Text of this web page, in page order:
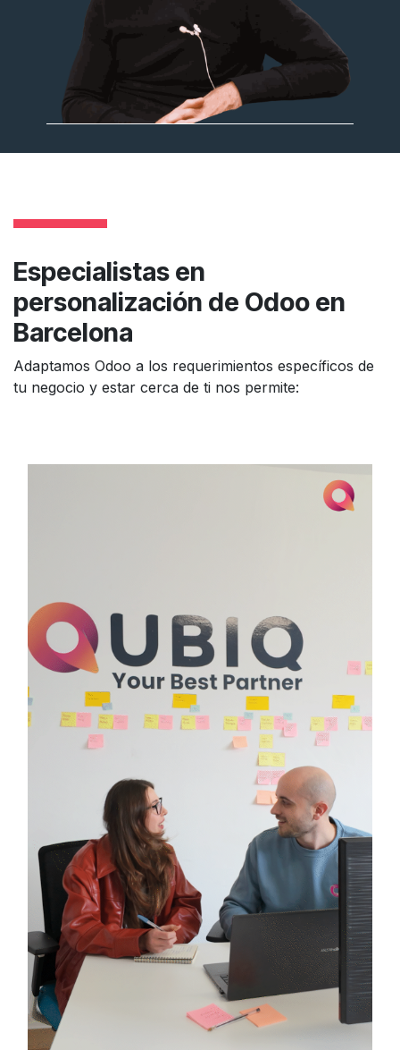
Especialistas en
personalización de Odoo en
Barcelona
Adaptamos Odoo a los requerimientos específicos de
tu negocio y estar cerca de ti nos permite: